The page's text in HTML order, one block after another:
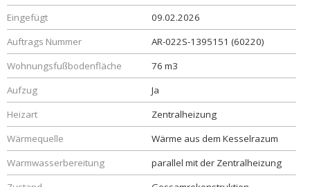
Eingefügt
09.02.2026
Auftrags Nummer
AR-022S-1395151 (60220)
Wohnungsfußbodenfläche
76 m3
Aufzug
Ja
Heizart
Zentralheizung
Wärmequelle
Wärme aus dem Kesselrazum
Warmwasserbereitung
parallel mit der Zentralheizung